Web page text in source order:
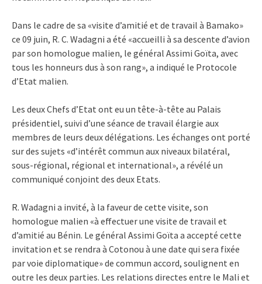
Dans le cadre de sa «visite d’amitié et de travail à Bamako»
ce 09 juin, R. C. Wadagni a été «accueilli à sa descente d’avion
par son homologue malien, le général Assimi Goïta, avec
tous les honneurs dus à son rang», a indiqué le Protocole
d’Etat malien.
Les deux Chefs d’Etat ont eu un tête-à-tête au Palais
présidentiel, suivi d’une séance de travail élargie aux
membres de leurs deux délégations. Les échanges ont porté
sur des sujets «d’intérêt commun aux niveaux bilatéral,
sous-régional, régional et international», a révélé un
communiqué conjoint des deux Etats.
R. Wadagni a invité, à la faveur de cette visite, son
homologue malien «à effectuer une visite de travail et
d’amitié au Bénin. Le général Assimi Goïta a accepté cette
invitation et se rendra à Cotonou à une date qui sera fixée
par voie diplomatique» de commun accord, soulignent en
outre les deux parties. Les relations directes entre le Mali et